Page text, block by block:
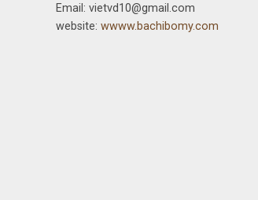
Email: vietvd10@gmail.com
website: wwww.bachibomy.com